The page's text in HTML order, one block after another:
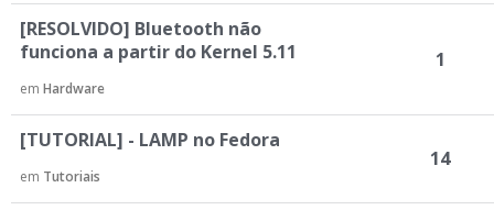
[RESOLVIDO] Bluetooth não
funciona a partir do Kernel 5.11
em Hardware
1
[TUTORIAL] - LAMP no Fedora
em Tutoriais
14